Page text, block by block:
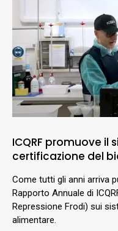
ICQRF promuove il
certificazione del
Come tutti gli anni arriva
Rapporto Annuale di
Repressione Frodi) sui
alimentare.